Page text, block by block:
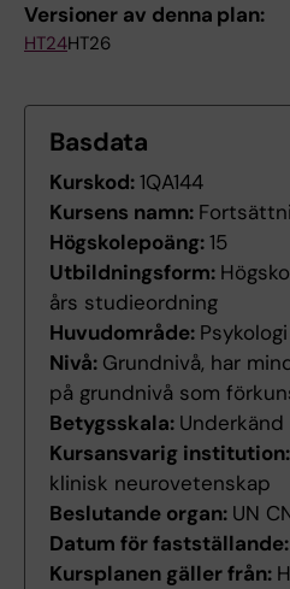
Versioner av denna plan:
HT24HT26
Basdata
Kurskod:1QA144
Kursens namn:
Högskolepoäng:15
Utbildningsform:
års studieordning
Huvudområde: Psykologi
Nivå: Grundnivå, har
på grundnivå som
Betygsskala:
Kursansvarig institution:
klinisk neurovetenskap
Beslutande organ: UN
Datum för fastställande:
Kursplanen gäller från: